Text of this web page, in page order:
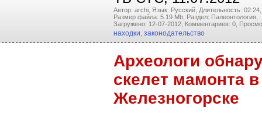
Автор: archi, Язык: Русский, Длительность: 02:24,
Размер файла: 5.19 Mb, Раздел: Палеонтология,
Загружено: 12-07-2012, Комментариев: 0,
находки, законодательство
Археологи
скелет мамонта в
Железногорске